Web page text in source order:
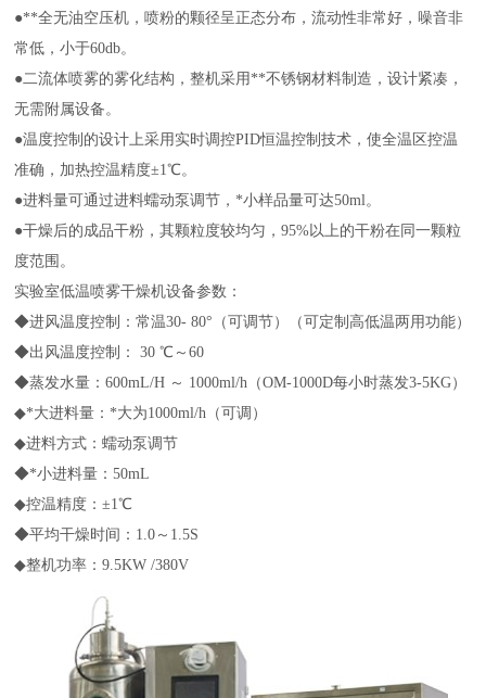
●**全无油空压机，喷粉的颗径呈正态分布，流动性非常好，噪音非
常低，小于60db。
●二流体喷雾的雾化结构，整机采用**不锈钢材料制造，设计紧凑，
无需附属设备。
●温度控制的设计上采用实时调控PID恒温控制技术，使全温区控温
准确，加热控温精度±1℃。
●进料量可通过进料蠕动泵调节，*小样品量可达50ml。
●干燥后的成品干粉，其颗粒度较均匀，95%以上的干粉在同一颗粒
度范围。
实验室低温喷雾干燥机设备参数：
◆进风温度控制：常温30- 80°（可调节）（可定制高低温两用功能）
◆出风温度控制： 30 ℃～60
◆蒸发水量：600mL/H ～ 1000ml/h（OM-1000D每小时蒸发3-5KG）
◆*大进料量：*大为1000ml/h（可调）
◆进料方式：蠕动泵调节
◆*小进料量：50mL
◆控温精度：±1℃
◆平均干燥时间：1.0～1.5S
◆整机功率：9.5KW /380V